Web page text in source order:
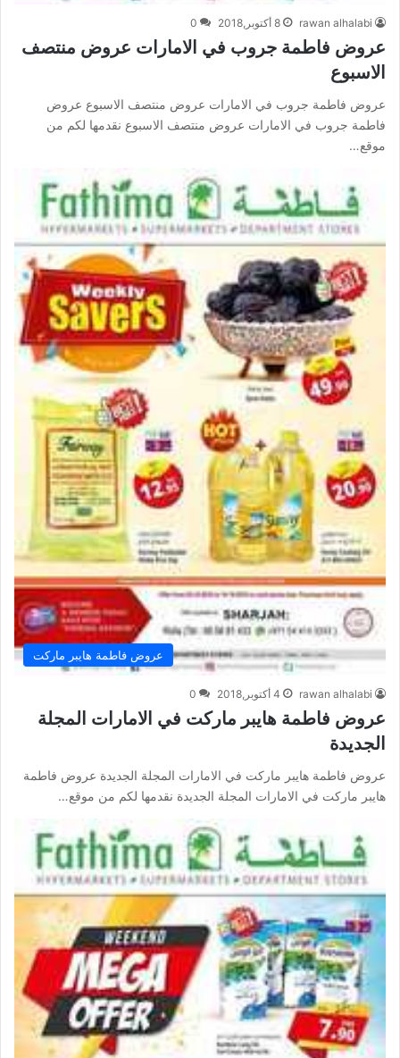
rawan alhalabi 8 أكتوبر,2018 0
عروض فاطمة جروب في الامارات عروض منتصف
الاسبوع
عروض فاطمة جروب في الامارات عروض منتصف الاسبوع عروض
فاطمة جروب في الامارات عروض منتصف الاسبوع نقدمها لكم من
موقع…
عروض فاطمة هايبر ماركت
rawan alhalabi 4 أكتوبر,2018 0
عروض فاطمة هايبر ماركت في الامارات المجلة
الجديدة
عروض فاطمة هايبر ماركت في الامارات المجلة الجديدة عروض فاطمة
هايبر ماركت في الامارات المجلة الجديدة نقدمها لكم من موقع…